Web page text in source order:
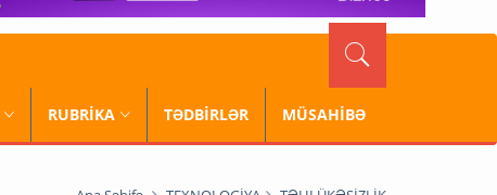
RUBRİKA TƏDBİRLƏR MÜSAHİBƏ